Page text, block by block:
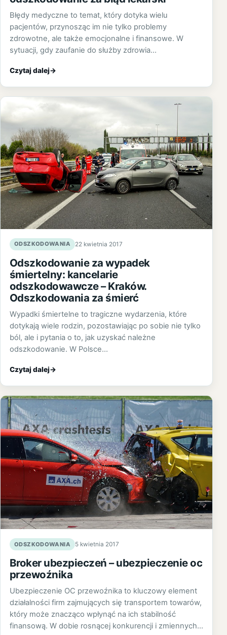
Błędy medyczne to temat, który dotyka wielu
pacjentów, przynosząc im nie tylko problemy
zdrowotne, ale także emocjonalne i finansowe. W
sytuacji, gdy zaufanie do służby zdrowia…
Czytaj dalej→
ODSZKODOWANIA 22 kwietnia 2017
Odszkodowanie za wypadek
śmiertelny: kancelarie
odszkodowawcze – Kraków.
Odszkodowania za śmierć
Wypadki śmiertelne to tragiczne wydarzenia, które
dotykają wiele rodzin, pozostawiając po sobie nie tylko
ból, ale i pytania o to, jak uzyskać należne
odszkodowanie. W Polsce…
Czytaj dalej→
ODSZKODOWANIA 5 kwietnia 2017
Broker ubezpieczeń – ubezpieczenie oc
przewoźnika
Ubezpieczenie OC przewoźnika to kluczowy element
działalności firm zajmujących się transportem towarów,
który może znacząco wpłynąć na ich stabilność
finansową. W dobie rosnącej konkurencji i zmiennych…